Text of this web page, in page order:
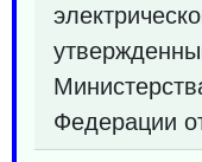
Федерации